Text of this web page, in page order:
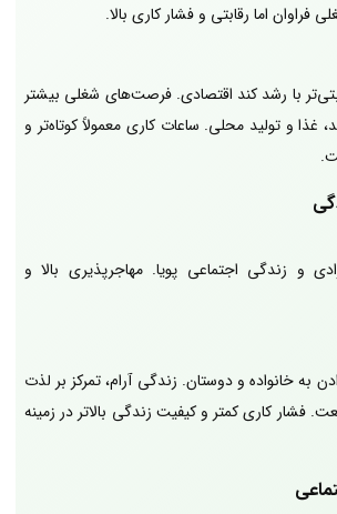
اما رقابتی و فشار کاری بالا.
با رشد کند اقتصادی. فرصت‌های شغلی بیشتر
غذا و تولید محلی. ساعات کاری معمولاً کوتاه‌تر و
و زندگی اجتماعی پویا. مهاجرپذیری بالا و
به خانواده و دوستان. زندگی آرام، تمرکز بر لذت
فشار کاری کمتر و کیفیت زندگی بالاتر در زمینه